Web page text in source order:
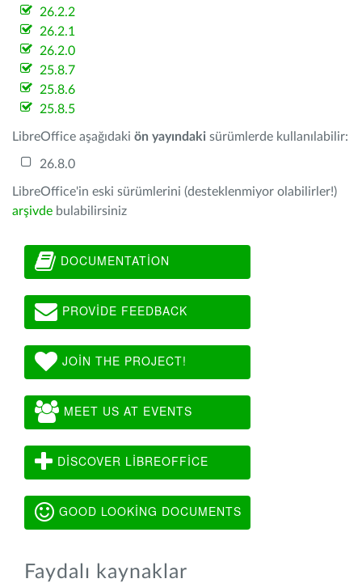
26.2.2
26.2.1
26.2.0
25.8.7
25.8.6
25.8.5
LibreOffice aşağıdaki ön yayındaki sürümlerde kullanılabilir:
26.8.0
LibreOffice'in eski sürümlerini (desteklenmiyor olabilirler!)
arşivde bulabilirsiniz
DOCUMENTATION
PROVIDE FEEDBACK
JOIN THE PROJECT!
MEET US AT EVENTS
DISCOVER LIBREOFFICE
GOOD LOOKING DOCUMENTS
Faydalı kaynaklar